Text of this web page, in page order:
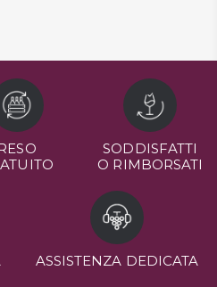
SODDISFATTI
O RIMBORSATI
ASSISTENZA DEDICATA